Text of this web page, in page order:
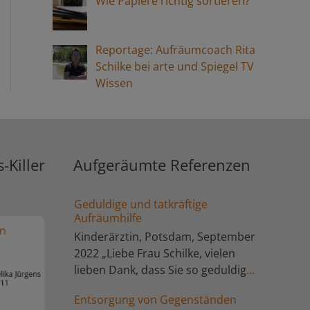
sind, d.h. die Kellerräume fertig sind
und wir uns über Aufbewahrung mit
System unterhalten können. Und
darüber, dass wir (mit Sicherheit) noch
immer zu viel aufheben (…) Beste
Reportage: Aufräumcoach Rita
Schilke bei arte und Spiegel TV
Wissen
Killer
Aufgeräumte Referenzen
Geduldige und tatkräftige
Aufräumhilfe
Kinderärztin, Potsdam, September
2022 „Liebe Frau Schilke, vielen
lieben Dank, dass Sie so geduldig
super!!!“
Entsorgung von Gegenständen